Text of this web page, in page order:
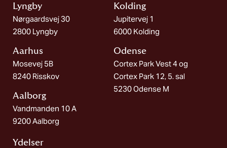
Lyngby
Nørgaardsvej 30
2800 Lyngby
Aarhus
Mosevej 5B
8240 Risskov
Aalborg​
Vandmanden 10 A
9200 Aalborg
Kolding​
Jupitervej 1
6000 Kolding
Odense
Cortex Park Vest 4 og
Cortex Park 12, 5. sal
5230 Odense M
Ydelser